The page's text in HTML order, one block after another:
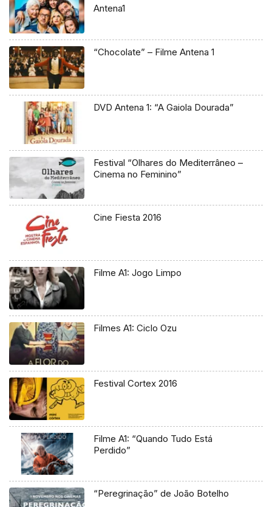
Antena1
“Chocolate” – Filme Antena 1
DVD Antena 1: “A Gaiola Dourada”
Festival “Olhares do Mediterrâneo –
Cinema no Feminino”
Cine Fiesta 2016
Filme A1: Jogo Limpo
Filmes A1: Ciclo Ozu
Festival Cortex 2016
Filme A1: “Quando Tudo Está
Perdido”
“Peregrinação” de João Botelho